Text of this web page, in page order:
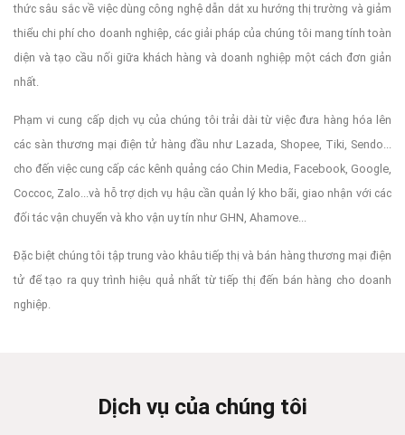
thức sâu sắc về việc dùng công nghệ dẫn dắt xu hướng thị trường và giảm
thiểu chi phí cho doanh nghiệp, các giải pháp của chúng tôi mang tính toàn
diện và tạo cầu nối giữa khách hàng và doanh nghiệp một cách đơn giản
nhất.
Phạm vi cung cấp dịch vụ của chúng tôi trải dài từ việc đưa hàng hóa lên
các sàn thương mại điện tử hàng đầu như Lazada, Shopee, Tiki, Sendo...
cho đến việc cung cấp các kênh quảng cáo Chin Media, Facebook, Google,
Coccoc, Zalo...và hỗ trợ dịch vụ hậu cần quản lý kho bãi, giao nhận với các
đối tác vận chuyển và kho vận uy tín như GHN, Ahamove...
Đặc biệt chúng tôi tập trung vào khâu tiếp thị và bán hàng thương mại điện
tử để tạo ra quy trình hiệu quả nhất từ tiếp thị đến bán hàng cho doanh
nghiệp.
Dịch vụ của chúng tôi